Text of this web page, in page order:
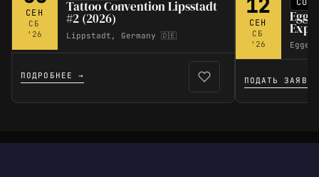
СЕН
СБ
'26
Tattoo Convention Lipsstadt
#2 (2026)
Lippstadt, Germany 🇩🇪
ПОДРОБНЕЕ →
12
СЕН
СБ
'26
ПОДАТЬ